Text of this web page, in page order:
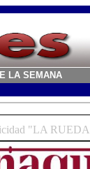
LA SEMANA